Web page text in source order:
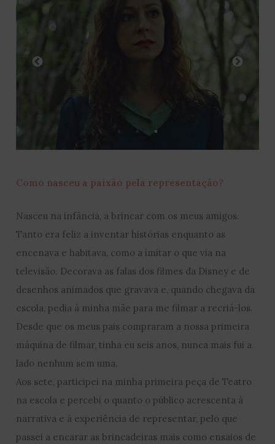
Como nasceu a paixão pela representação?
Nasceu na infância, a brincar com os meus amigos.
Tanto era feliz a inventar histórias enquanto as
encenava e habitava, como a imitar o que via na
televisão. Decorava as falas dos filmes da Disney e de
desenhos animados que gravava e, quando chegava da
escola, pedia à minha mãe para me filmar a recriá-los.
Desde que os meus pais compraram a nossa primeira
máquina de filmar, tinha eu seis anos, nunca mais fui a
lado nenhum sem uma.
Aos sete, participei na minha primeira peça de Teatro
na escola e percebi o quanto o público acrescenta à
narrativa e à experiência de representar, pelo que
passei a encarar as brincadeiras mais como ensaios de